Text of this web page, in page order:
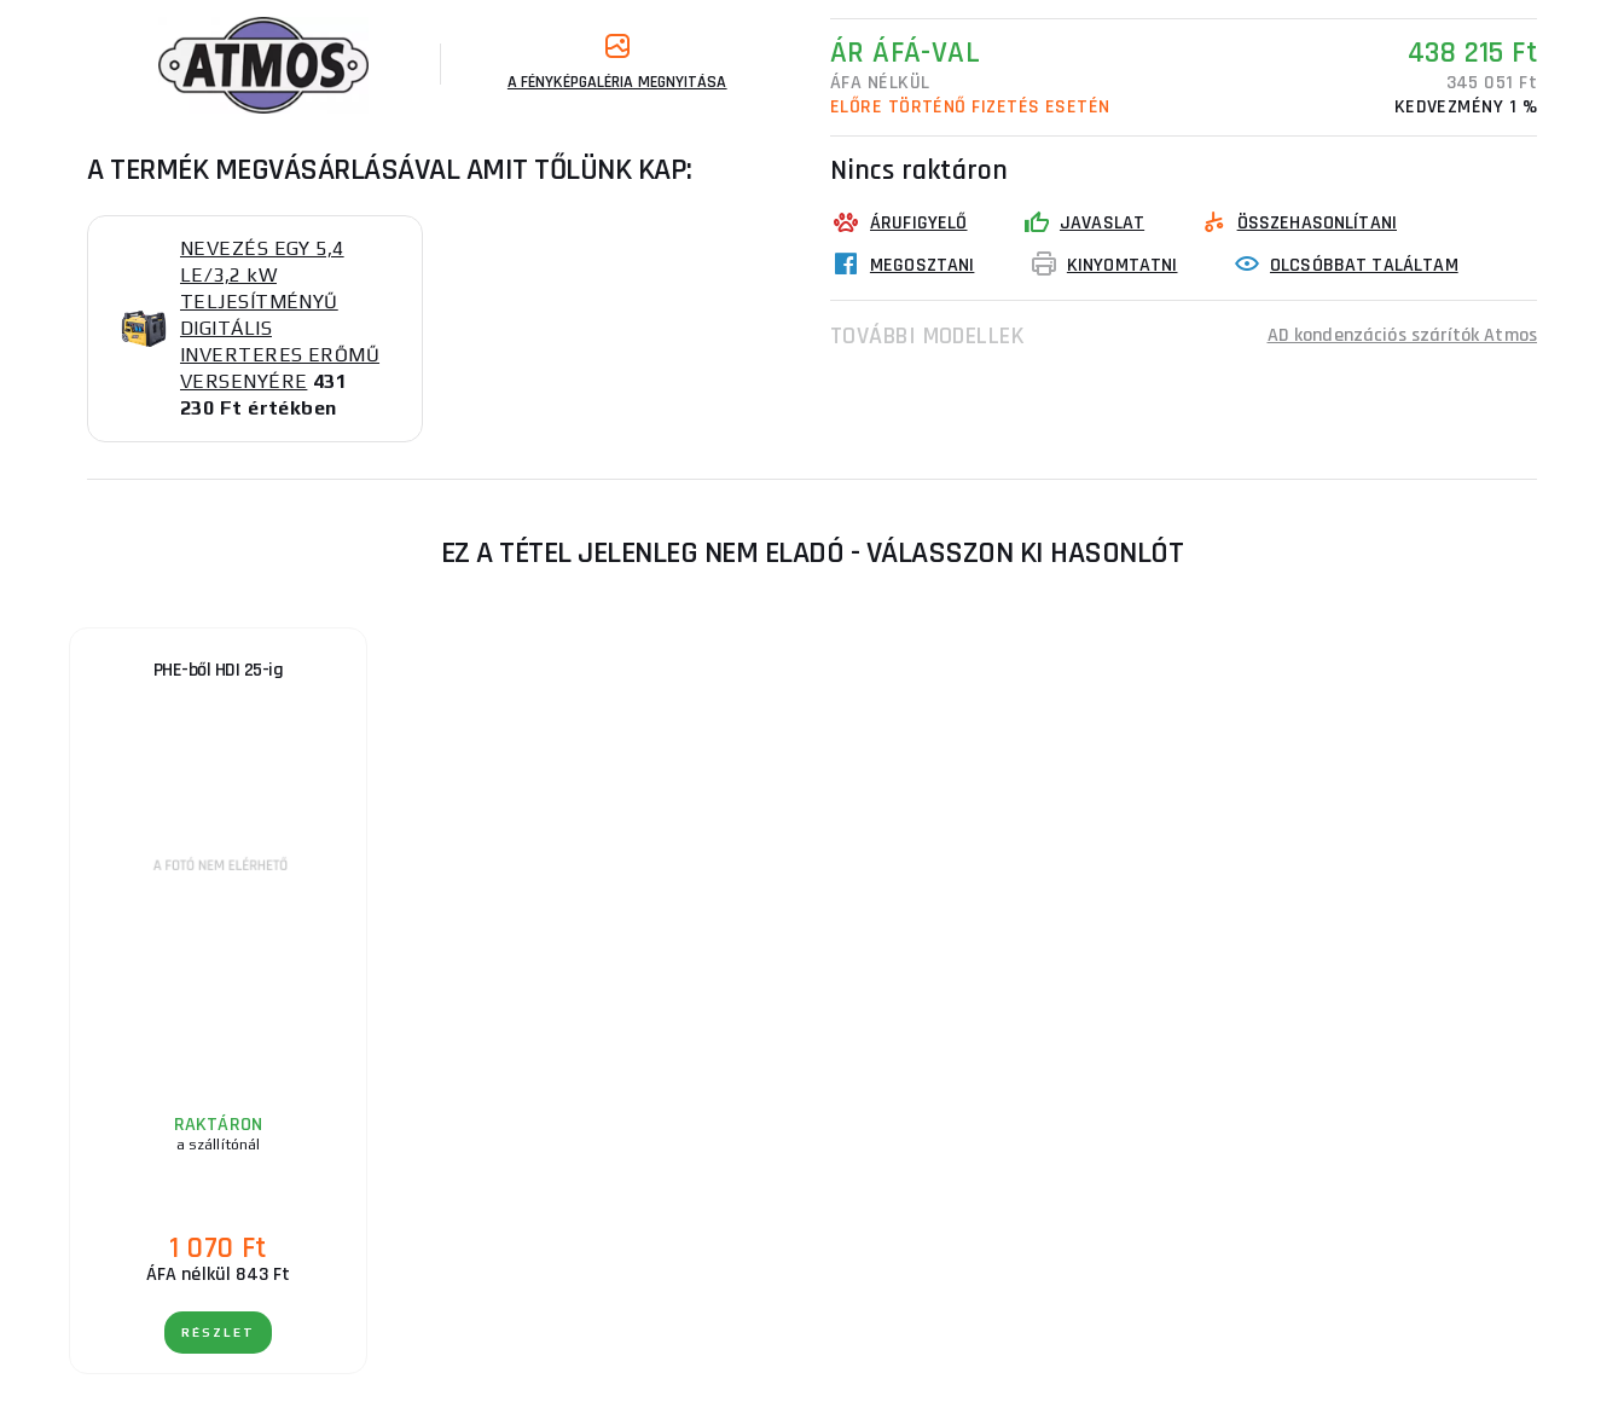
A FÉNYKÉPGALÉRIA MEGNYITÁSA
A TERMÉK MEGVÁSÁRLÁSÁVAL AMIT TŐLÜNK KAP:
NEVEZÉS EGY 5,4
LE/3,2 kW
TELJESÍTMÉNYŰ
DIGITÁLIS
INVERTERES ERŐMŰ
VERSENYÉRE 431
230 Ft értékben
ÁR ÁFÁ-VAL 438 215 Ft
ÁFA NÉLKÜL
345 051 Ft
ELŐRE TÖRTÉNŐ FIZETÉS ESETÉN
KEDVEZMÉNY 1 %
Nincs raktáron
ÁRUFIGYELŐ JAVASLAT
ÖSSZEHASONLÍTANI
MEGOSZTANI
KINYOMTATNI OLCSÓBBAT TALÁLTAM
TOVÁBBI MODELLEK AD kondenzációs szárítók Atmos
EZ A TÉTEL JELENLEG NEM ELADÓ - VÁLASSZON KI HASONLÓT
PHE-ből HDI 25-ig
RAKTÁRON
a szállítónál
1 070 Ft
ÁFA nélkül 843 Ft
RÉSZLET